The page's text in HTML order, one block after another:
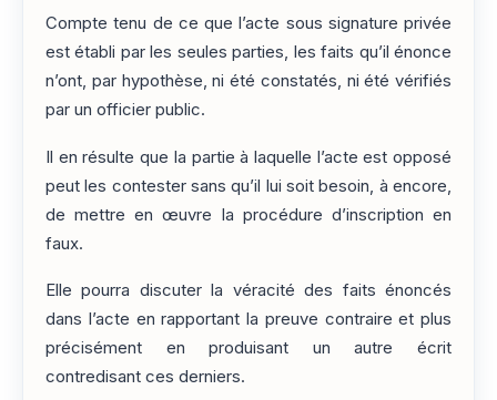
Compte tenu de ce que l’acte sous signature privée
est établi par les seules parties, les faits qu’il énonce
n’ont, par hypothèse, ni été constatés, ni été vérifiés
par un officier public.
Il en résulte que la partie à laquelle l’acte est opposé
peut les contester sans qu’il lui soit besoin, à encore,
de mettre en œuvre la procédure d’inscription en
faux.
Elle pourra discuter la véracité des faits énoncés
dans l’acte en rapportant la preuve contraire et plus
précisément en produisant un autre écrit
contredisant ces derniers.